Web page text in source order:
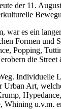
der 11.
war es ein
Formen und
Popping,
die Street
Individuelle
Art,
u.v.m.